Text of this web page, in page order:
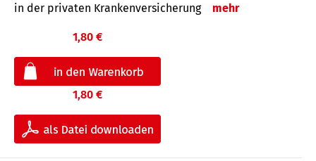
in der privaten Kran­ken­ver­siche­rung mehr
1,80 €
1,80 €